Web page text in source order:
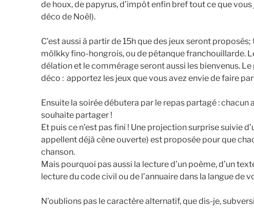
de houx, de papyrus, d’impôt enfin bref tout ce que
déco de Noël).
C’est aussi à partir de 15h que des jeux seront
mölkky fino-hongrois, ou de pétanque franchouillarde.
délation et le commérage seront aussi les bienvenus.
déco : apportez les jeux que vous avez envie de faire
Ensuite la soirée débutera par le repas partagé : chacun
souhaite partager !
Et puis ce n’est pas fini ! Une projection surprise suivie
appellent déjà cène ouverte) est proposée pour que
chanson.
Mais pourquoi pas aussi la lecture d’un poème, d’un
lecture du code civil ou de l’annuaire dans la langue de
N’oublions pas le caractère alternatif, que dis-je,